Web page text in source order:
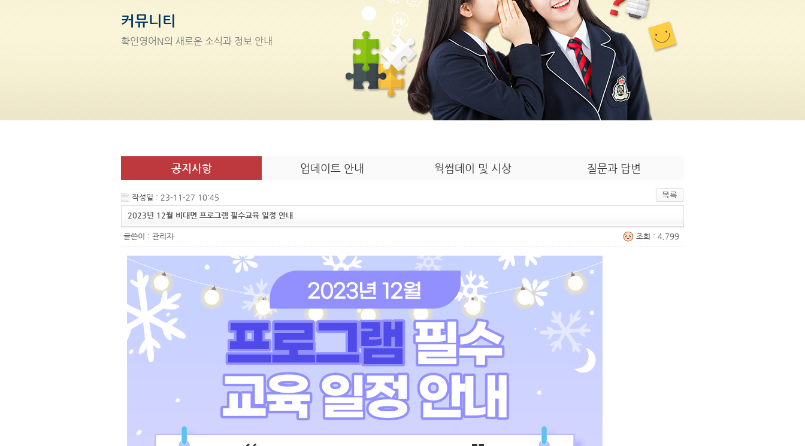
커뮤니티
확인영어 N의 새로운 소식과 정보 안내
공지사항 업데이트 안내 웍썸데이 및 시상 질문과 답변
작성일 : 23-11-27 10:45
2023년 12월 비대면 프로그램 필수교육 일정 안내
글쓴이 : 관리자 조회 : 4,799